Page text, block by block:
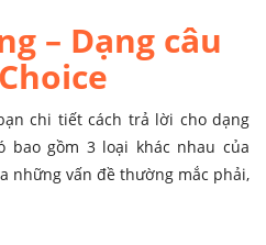
– Dạng câu
chi tiết cách trả lời cho dạng
bao gồm 3 loại khác nhau của
những vấn đề thường mắc phải,